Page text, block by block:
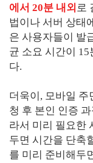
에서 20분 내외 로
법이나 서버 상태
은 사용자들이 발
균 소요 시간이
다.
더욱이, 모바일 주
청 후 본인 인증
라서 미리 필요한
두면 시간을 단축
를 미리 준비해두